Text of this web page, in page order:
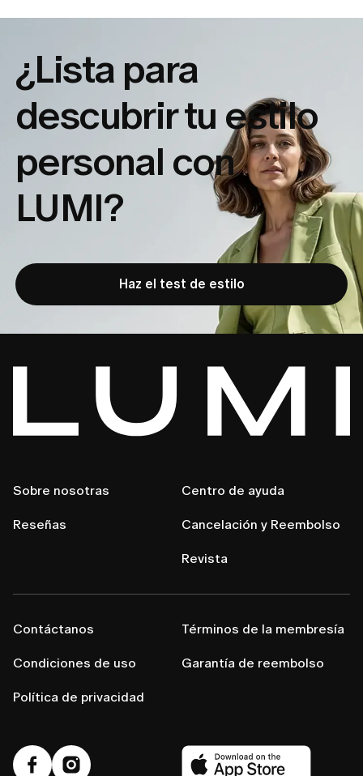
¿Lista para
descubrir tu estilo
personal con
LUMI?
Haz el test de estilo
Sobre nosotras
Reseñas
Centro de ayuda
Cancelación y Reembolso
Revista
Contáctanos
Condiciones de uso
Política de privacidad
Términos de la membresía
Garantía de reembolso